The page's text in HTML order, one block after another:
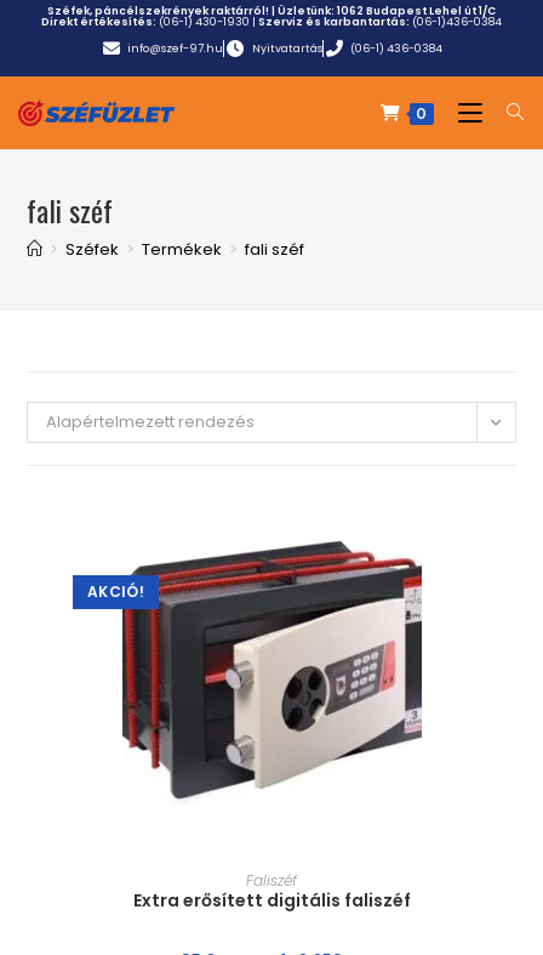
Széfek, páncélszekrények raktárról! | Üzletünk:1062 Budapest Lehel út 1/C
Direkt értékesítés: (06-1) 430-1930 | Szerviz és karbantartás: (06-1)436-0384
info@szef-97.hu
Nyitvatartás (06-1) 436-0384
0
fali széf
> Széfek > Termékek > fali széf
Alapértelmezett rendezés
AKCIÓ!
MÉRET VÁLASZTÁSA
Faliszéf
Extra erősített digitális faliszéf